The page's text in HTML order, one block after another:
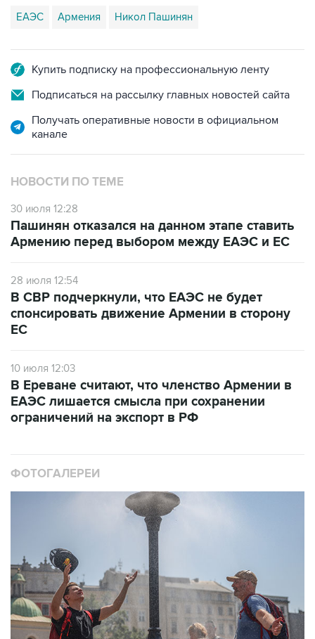
ЕАЭС Армения Никол Пашинян
Купить подписку на профессиональную ленту
Подписаться на рассылку главных новостей сайта
Получать оперативные новости в официальном
канале
НОВОСТИ ПО ТЕМЕ
30 июля 12:28
Пашинян отказался на данном этапе ставить
Армению перед выбором между ЕАЭС и ЕС
28 июля 12:54
В СВР подчеркнули, что ЕАЭС не будет
спонсировать движение Армении в сторону
ЕС
10 июля 12:03
В Ереване считают, что членство Армении в
ЕАЭС лишается смысла при сохранении
ограничений на экспорт в РФ
ФОТОГАЛЕРЕИ